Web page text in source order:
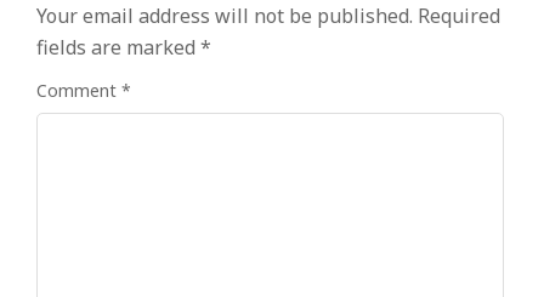
Your email address will not be published. Required
fields are marked *
Comment *